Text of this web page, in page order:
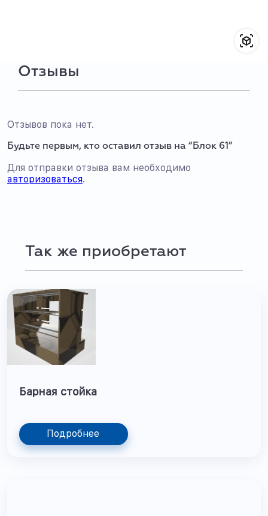
Отзывы
Отзывов пока нет.
Будьте первым, кто оставил отзыв на “Блок 61”
Для отправки отзыва вам необходимо
авторизоваться.
Так же приобретают
Барная стойка
Подробнее